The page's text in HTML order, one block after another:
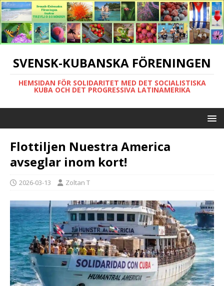
SVENSK-KUBANSKA FÖRENINGEN
HEMSIDAN FÖR SOLIDARITET MED DET SOCIALISTISKA
KUBA OCH DET PROGRESSIVA LATINAMERIKA
Flottiljen Nuestra America
avseglar inom kort!
2026-03-13 Zoltan T